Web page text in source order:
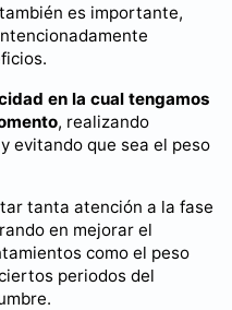
también es importante,
en la cual tengamos
, realizando
evitando que sea el peso
tanta atención a la fase
en mejorar el
como el peso
periodos del